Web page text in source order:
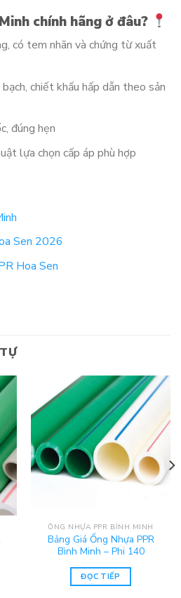
chính hãng ở đâu?
có tem nhãn và chứng từ xuất
chiết khấu hấp dẫn theo sản
đúng hẹn
lựa chọn cấp áp phù hợp
Sen 2026
Hoa Sen
ỐNG NHỰA PPR BÌNH MINH
Bảng Giá Ống Nhựa PPR
Bình Minh – Phi 140
ĐỌC TIẾP